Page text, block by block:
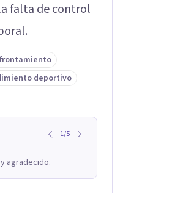
falta de control
deportivo
1/5
agradecido.